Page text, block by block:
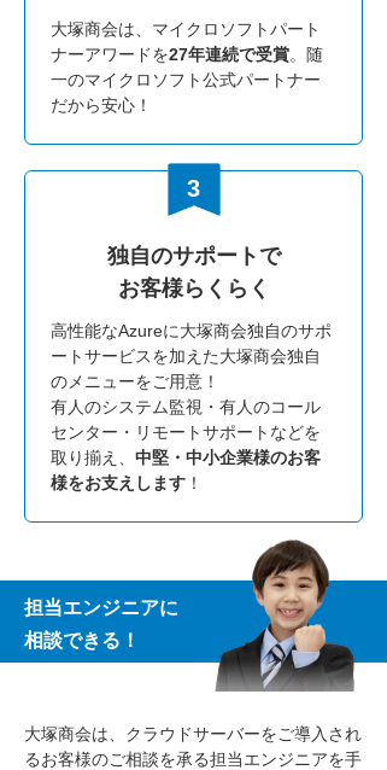
大塚商会は、マイクロソフトパート
ナーアワードを27年連続で受賞。随
一のマイクロソフト公式パートナー
だから安心！
独自のサポートで
お客様らくらく
高性能なAzureに大塚商会独自のサポ
ートサービスを加えた大塚商会独自
のメニューをご用意！
有人のシステム監視・有人のコール
センター・リモートサポートなどを
取り揃え、 中堅・中小企業様のお客
様をお支えします ！
担当エンジニアに
相談できる！
大塚商会は、クラウドサーバーをご導入され
るお客様のご相談を承る担当エンジニアを手